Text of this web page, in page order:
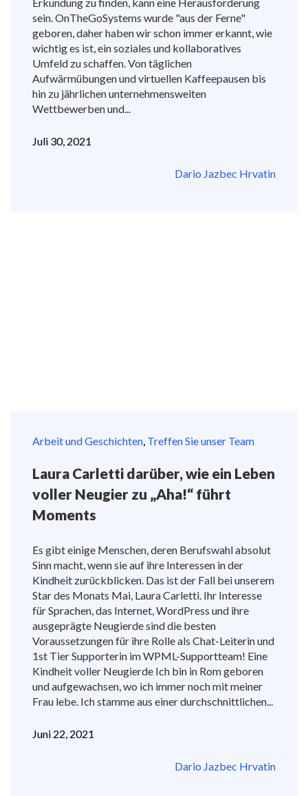
sein. OnTheGoSystems wurde "aus der Ferne"
geboren, daher haben wir schon immer erkannt, wie
wichtig es ist, ein soziales und kollaboratives
Umfeld zu schaffen. Von täglichen
Aufwärmübungen und virtuellen Kaffeepausen bis
hin zu jährlichen unternehmensweiten
Wettbewerben und...
Juli 30, 2021
Dario Jazbec Hrvatin
Arbeit und Geschichten, Treffen Sie unser Team
Laura Carletti darüber, wie ein Leben
voller Neugier zu „Aha!“ führt
Moments
Es gibt einige Menschen, deren Berufswahl absolut
Sinn macht, wenn sie auf ihre Interessen in der
Kindheit zurückblicken. Das ist der Fall bei unserem
Star des Monats Mai, Laura Carletti. Ihr Interesse
für Sprachen, das Internet, WordPress und ihre
ausgeprägte Neugierde sind die besten
Voraussetzungen für ihre Rolle als Chat-Leiterin und
1st Tier Supporterin im WPML-Supportteam! Eine
Kindheit voller Neugierde Ich bin in Rom geboren
und aufgewachsen, wo ich immer noch mit meiner
Frau lebe. Ich stamme aus einer durchschnittlichen...
Juni 22, 2021
Dario Jazbec Hrvatin